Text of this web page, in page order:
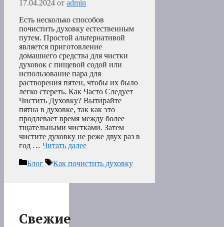
17.04.2024 от admin
Есть несколько способов
почистить духовку естественным
путем. Простой альтернативой
является приготовление
домашнего средства для чистки
духовок с пищевой содой или
использование пара для
растворения пятен, чтобы их было
легко стереть. Как Часто Следует
Чистить Духовку? Вытирайте
пятна в духовке, так как это
продлевает время между более
тщательными чистками. Затем
чистите духовку не реже двух раз в
год … Читать далее
Рубрики
Блог Метки
Как почистить духовку
Свежие